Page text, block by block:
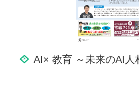
AI× 教育 ～未来のAI人